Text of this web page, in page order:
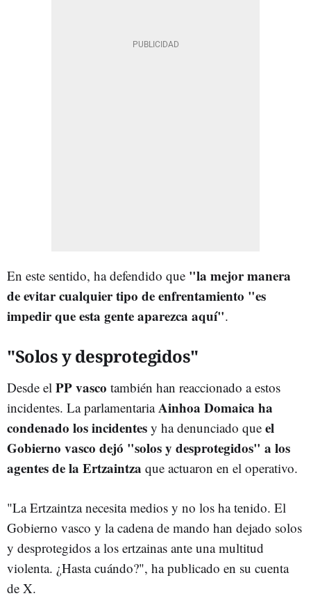
En este sentido, ha defendido que "la mejor manera
de evitar cualquier tipo de enfrentamiento "es
impedir que esta gente aparezca aquí".
"Solos y desprotegidos"
Desde el PP vasco también han reaccionado a estos
incidentes. La parlamentariaAinhoa Domaica ha
condenado los incidentes y ha denunciado que el
Gobierno vasco dejó "solos y desprotegidos" a los
agentes de la Ertzaintza que actuaron en el operativo.
"La Ertzaintza necesita medios y no los ha tenido. El
Gobierno vasco y la cadena de mando han dejado solos
y desprotegidos a los ertzainas ante una multitud
violenta. ¿Hasta cuándo?", ha publicado en su cuenta
de X.